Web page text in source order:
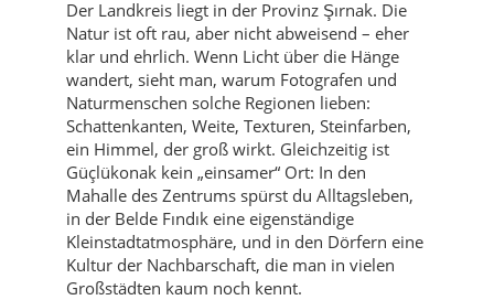
Der Landkreis liegt in der Provinz Şırnak. Die
Natur ist oft rau, aber nicht abweisend – eher
klar und ehrlich. Wenn Licht über die Hänge
wandert, sieht man, warum Fotografen und
Naturmenschen solche Regionen lieben:
Schattenkanten, Weite, Texturen, Steinfarben,
ein Himmel, der groß wirkt. Gleichzeitig ist
Güçlükonak kein „einsamer“ Ort: In den
Mahalle des Zentrums spürst du Alltagsleben,
in der Belde Fındık eine eigenständige
Kleinstadtatmosphäre, und in den Dörfern eine
Kultur der Nachbarschaft, die man in vielen
Großstädten kaum noch kennt.